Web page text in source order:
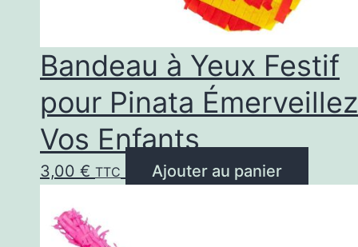
Bandeau à Yeux Festif
pour Pinata Émerveillez
Vos Enfants
3,00 € TTC Ajouter au panier